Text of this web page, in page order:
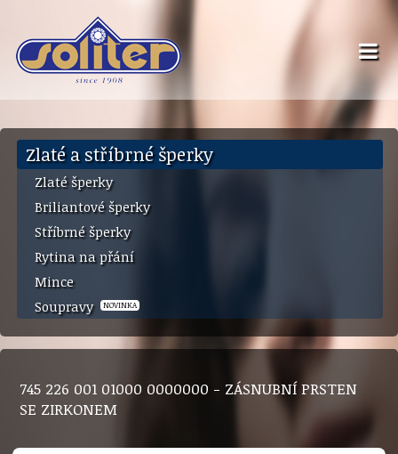
Zlaté a stříbrné šperky
Zlaté šperky
Briliantové šperky
Stříbrné šperky
Rytina na přání
Mince
Soupravy
NOVINKA
745 226 001 01000 0000000 - ZÁSNUBNÍ PRSTEN
SE ZIRKONEM